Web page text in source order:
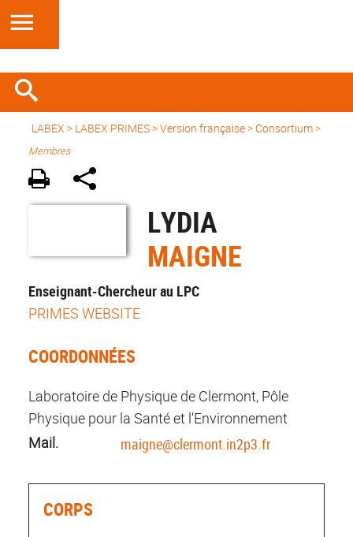
LABEX > LABEX PRIMES>Version française> Consortium >
Membres
LYDIA
MAIGNE
Enseignant-Chercheur au LPC
PRIMES WEBSITE
COORDONNÉES
Laboratoire de Physique de Clermont, Pôle
Physique pour la Santé et l'Environnement
Mail.
maigne@clermont.in2p3.fr
CORPS